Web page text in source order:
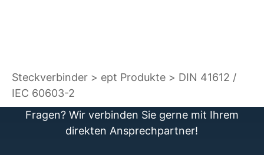
Steckverbinder ept Produkte
DIN 41612 /
IEC 60603-2
Fragen? Wir verbinden Sie gerne mit Ihrem
direkten Ansprechpartner!